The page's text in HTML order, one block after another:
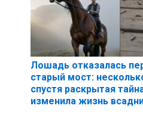
Лошадь отказалась
старый мост:
спустя раскрытая
изменила жизнь